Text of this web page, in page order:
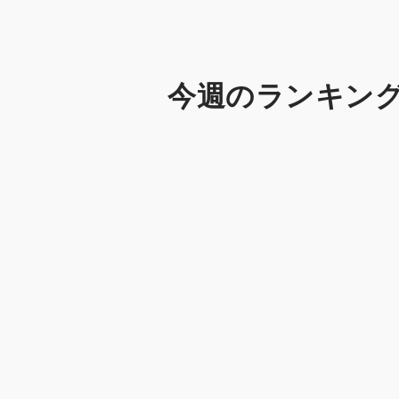
今週のランキン